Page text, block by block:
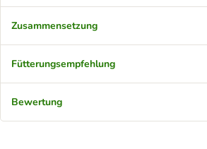
Zusammensetzung
Fütterungsempfehlung
Bewertung